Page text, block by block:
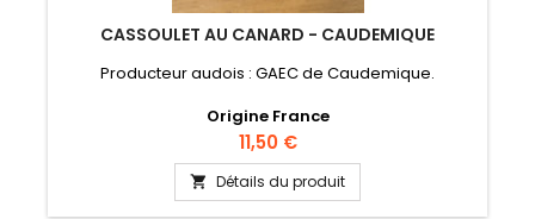
CASSOULET AU CANARD - CAUDEMIQUE
Producteur audois : GAEC de Caudemique.
Origine France
Prix
11,50 €
 Détails du produit